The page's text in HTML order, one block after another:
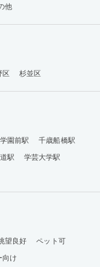
他
区 杉並区
園前駅
千歳船橋駅
駅
学芸大学駅
望良好
ペット可
向け